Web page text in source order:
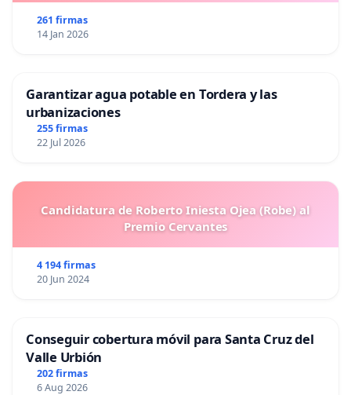
261 firmas
14 Jan 2026
Garantizar agua potable en Tordera y las
urbanizaciones
255 firmas
22 Jul 2026
Candidatura de Roberto Iniesta Ojea (Robe) al
Premio Cervantes
4 194 firmas
20 Jun 2024
Conseguir cobertura móvil para Santa Cruz del
Valle Urbión
202 firmas
6 Aug 2026